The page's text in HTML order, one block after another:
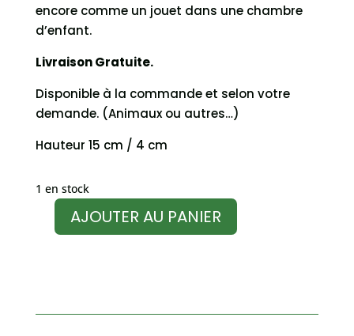
encore comme un jouet dans une chambre
d’enfant.
Livraison Gratuite.
Disponible à la commande et selon votre
demande. (Animaux ou autres…)
Hauteur 15 cm / 4 cm
1 en stock
quantitéAJOUTER AU PANIER